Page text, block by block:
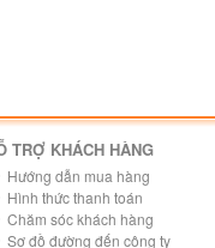
TRỢ KHÁCH HÀNG
Hướng dẫn mua hàng
Hình thức thanh toán
Chăm sóc khách hàng
Sơ đồ đường đến công ty